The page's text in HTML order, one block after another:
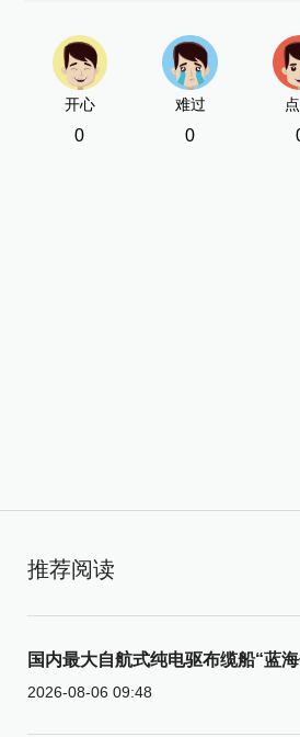
开心
0
难过
0
推荐阅读
国内最大自航式纯电驱布缆船“蓝
2026-08-06 09:48